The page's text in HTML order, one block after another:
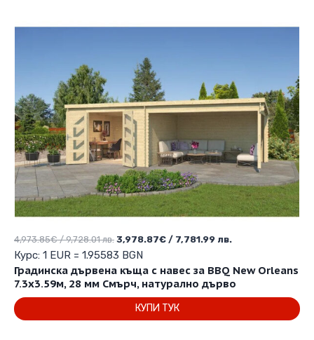
Градинска дървена къща с навес за BBQ New Orleans
7.3х3.59м, 28 мм Смърч, натурално дърво
4,973.85€/ 9,728.01 лв. Original
price
was:
4,973.85€
9,728.01 лв..
3,978.87€ / 7,781.99 лв.
е:
3,978.87€
Курс: 1 EUR = 1.95583 BGN
КУПИ ТУК